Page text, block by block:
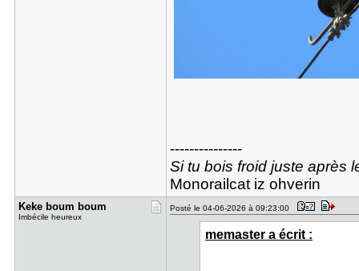
---------------
Si tu bois froid juste après
Monorailcat iz ohverin
Keke boum ​boum
Imbécile heureux
Posté le 04-06-2026 à 09:23:00
memaster a écrit :